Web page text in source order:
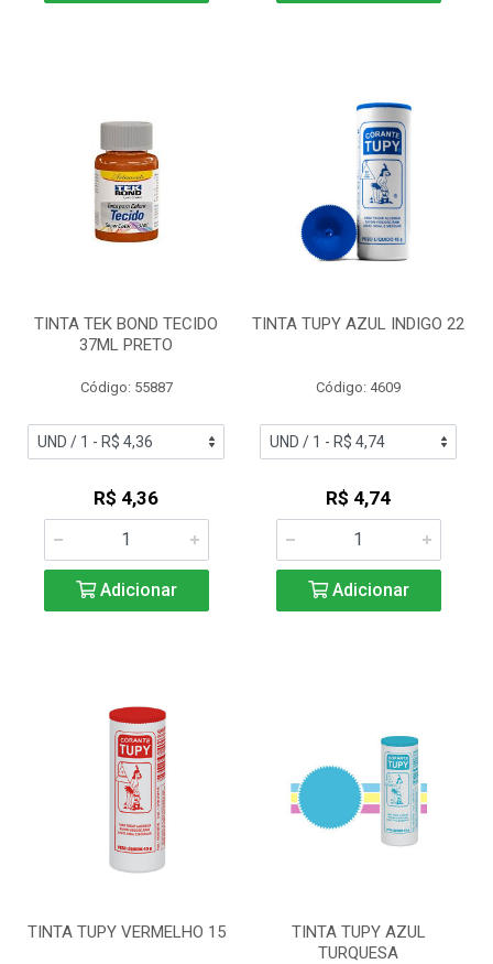
TINTA TEK BOND TECIDO
37ML PRETO
Código: 55887
R$ 4,36
Adicionar
TINTA TUPY AZUL INDIGO 22
Código: 4609
R$ 4,74
Adicionar
TINTA TUPY VERMELHO 15
TINTA TUPY AZUL
TURQUESA